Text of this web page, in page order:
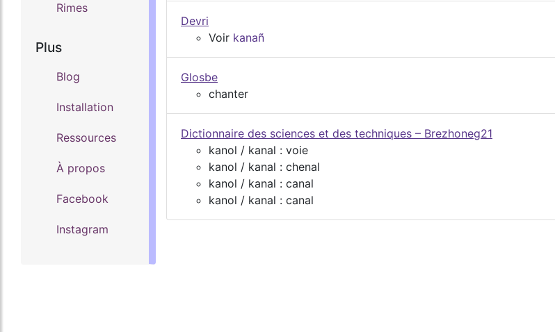
Rimes
Plus
Blog
Installation
Ressources
À propos
Facebook
Instagram
Devri
Voir kanañ
Glosbe
chanter
Dictionnaire des sciences et des techniques – Brezhoneg21
kanol / kanal : voie
kanol / kanal : chenal
kanol / kanal : canal
kanol / kanal : canal